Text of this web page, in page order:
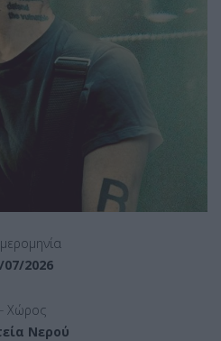
07/2026
Χώρος
Νερού